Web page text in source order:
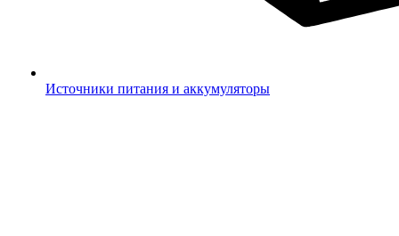
Источники питания и аккумуляторы